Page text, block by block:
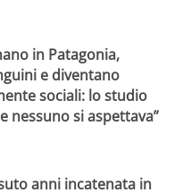
in Patagonia,
e diventano
sociali: lo studio
nessuno si aspettava”
anni incatenata in